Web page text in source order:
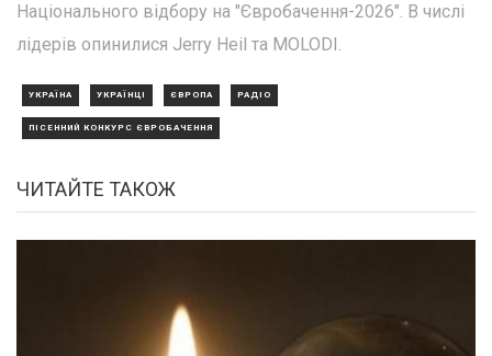
Національного відбору на "Євробачення-2026". В числі
лідерів опинилися Jerry Heil та MOLODI.
УКРАЇНА УКРАЇНЦІ ЄВРОПА РАДІО
ПІСЕННИЙ КОНКУРС ЄВРОБАЧЕННЯ
ЧИТАЙТЕ ТАКОЖ